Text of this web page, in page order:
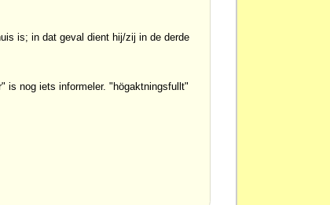
is; in dat geval dient hij/zij in de derde
is nog iets informeler. "högaktningsfullt"